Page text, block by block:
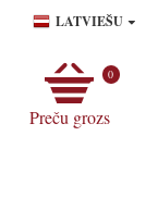
LATVIEŠU
Preču grozs
0